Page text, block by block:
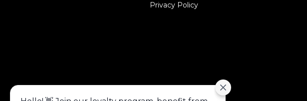
Privacy Policy